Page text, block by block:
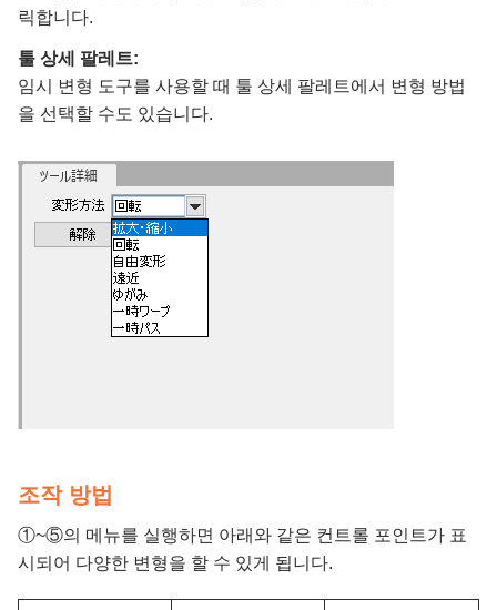
릭합니다.
툴 상세 팔레트:
임시 변형 도구를 사용할 때 툴 상세 팔레트에서 변형 방법
을 선택할 수도 있습니다.
조작 방법
①~⑤의 메뉴를 실행하면 아래와 같은 컨트롤 포인트가 표
시되어 다양한 변형을 할 수 있게 됩니다.